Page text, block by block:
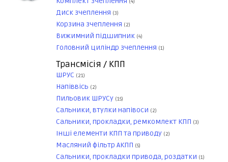
(4)
Диск зчеплення (3)
Корзина зчеплення (2)
Вижимний підшипник (4)
Головний циліндр зчеплення (1)
Трансмісія / КПП
ШРУС (21)
Напіввісь (2)
Пильовик ШРУСу (15)
Сальники, втулки напівоси (2)
Сальники, прокладки, ремкомлект КПП (3)
Інші елементи КПП та приводу (2)
Масляний фільтр АКПП (5)
Сальники, прокладки привода, роздатки (1)